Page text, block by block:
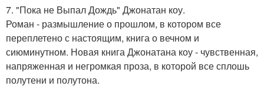
7. "Пока не Выпал Дождь" Джонатан коу.
Роман - размышление о прошлом, в котором все
переплетено с настоящим, книга о вечном и
сиюминутном. Новая книга Джонатана коу - чувственная,
напряженная и негромкая проза, в которой все сплошь
полутени и полутона.